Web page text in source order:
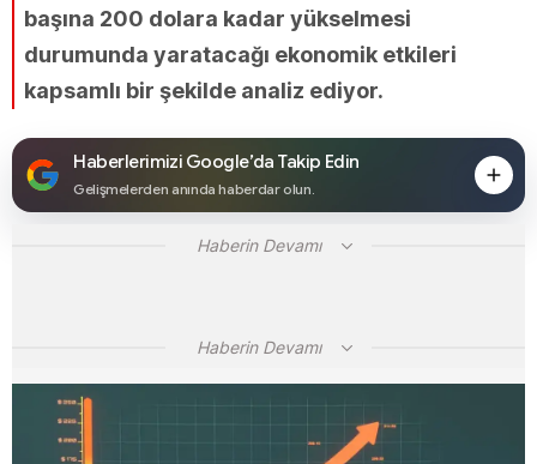
başına 200 dolara kadar yükselmesi
durumunda yaratacağı ekonomik etkileri
kapsamlı bir şekilde analiz ediyor.
Haberlerimizi Google’da Takip Edin
Gelişmelerden anında haberdar olun.
Haberin Devamı
Haberin Devamı